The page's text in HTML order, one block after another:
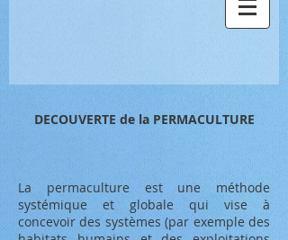
DECOUVERTE de la PERMACULTURE
La permaculture est une méthode
systémique et globale qui vise à
concevoir des systèmes (par exemple des